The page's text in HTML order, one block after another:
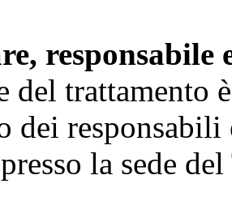
responsabile
del trattamento
dei
la sede